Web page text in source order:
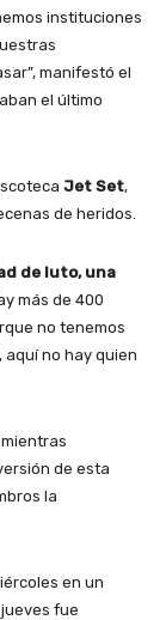
instituciones
manifestó el
el último
Jet Set,
de heridos.
de luto, una
más de 400
no tenemos
no hay quien
de esta
la
en un
fue